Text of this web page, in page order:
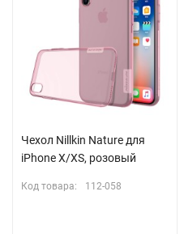
Чехол Nillkin Nature для
iPhone X/XS, розовый
Код товара: 112-058